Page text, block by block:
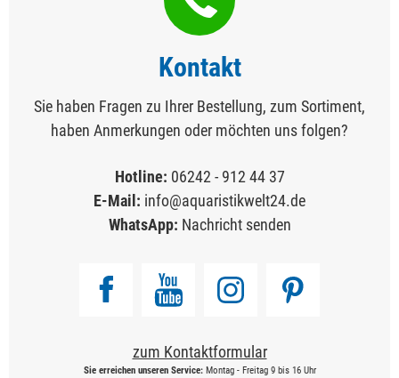
Kontakt
Sie haben Fragen zu Ihrer Bestellung, zum Sortiment,
haben Anmerkungen oder möchten uns folgen?
Hotline: 06242 - 912 44 37
E-Mail: info@aquaristikwelt24.de
WhatsApp: Nachricht senden
zum Kontaktformular
Sie erreichen unseren Service:Montag - Freitag 9 bis 16 Uhr